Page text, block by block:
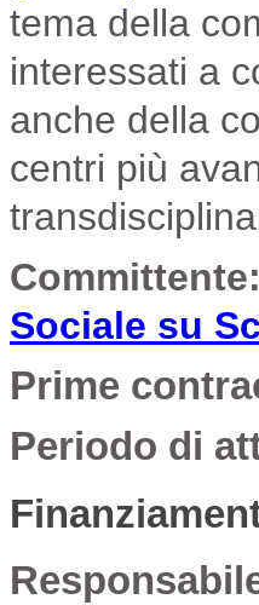
tema della
interessati a
anche della
centri più
Committente:
Sociale su
Prime
Periodo di